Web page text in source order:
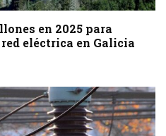
en 2025 para
eléctrica en Galicia